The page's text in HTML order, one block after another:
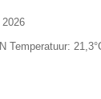
N Temperatuur: 21,3